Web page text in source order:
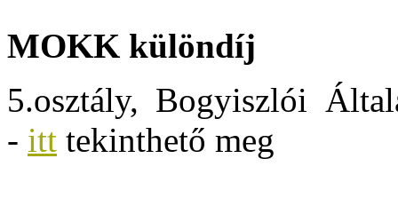
MOKK különdíj
5.osztály, Bogyiszlói
- itt tekinthető meg